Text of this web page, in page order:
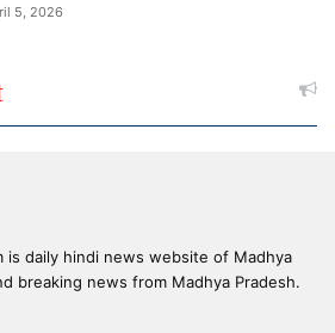
5, 2026
is daily hindi news website of Madhya
breaking news from Madhya Pradesh.